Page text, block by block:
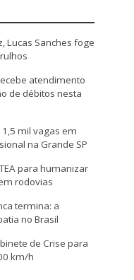
Lucas Sanches foge
atendimento
de débitos nesta
mil vagas em
na Grande SP
para humanizar
rodovias
termina: a
no Brasil
de Crise para
km/h